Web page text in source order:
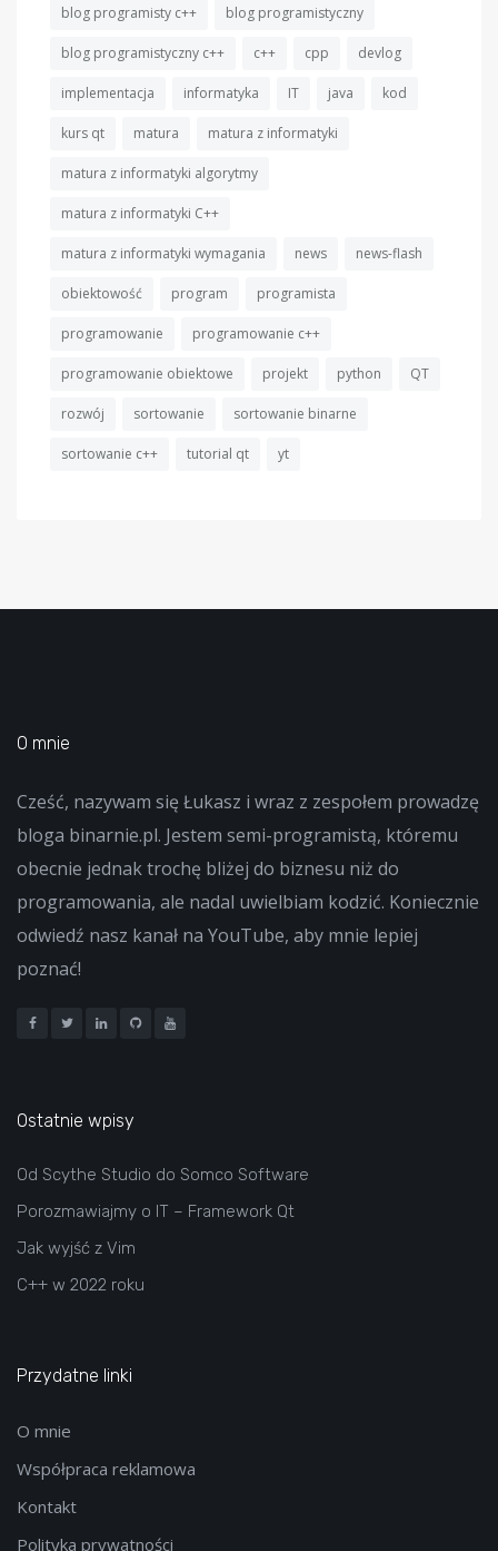
blog programisty c++ blog programistyczny
blog programistyczny c++ c++ cpp devlog
implementacja informatyka IT java kod
kurs qt matura matura z informatyki
matura z informatyki algorytmy
matura z informatyki C++
matura z informatyki wymagania news news-flash
obiektowość program programista
programowanie programowanie c++
programowanie obiektowe projekt python QT
rozwój sortowanie sortowanie binarne
sortowanie c++ tutorial qt yt
O mnie
Cześć, nazywam się Łukasz i wraz z zespołem prowadzę
bloga binarnie.pl. Jestem semi-programistą, któremu
obecnie jednak trochę bliżej do biznesu niż do
programowania, ale nadal uwielbiam kodzić. Koniecznie
odwiedź nasz kanał na YouTube, aby mnie lepiej
poznać!
Ostatnie wpisy
Od Scythe Studio do Somco Software
Porozmawiajmy o IT – Framework Qt
Jak wyjść z Vim
C++ w 2022 roku
Przydatne linki
O mnie
Współpraca reklamowa
Kontakt
Polityka prywatności